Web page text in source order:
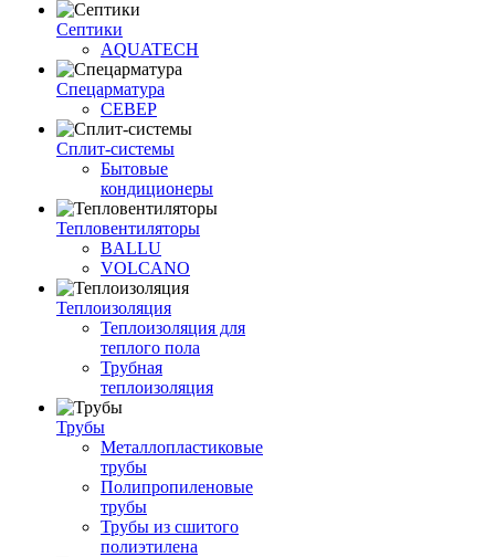
Септики
AQUATECH
Спецарматура
СЕВЕР
Сплит-системы
Бытовые
кондиционеры
Тепловентиляторы
BALLU
VOLCANO
Теплоизоляция
Теплоизоляция для
теплого пола
Трубная
теплоизоляция
Трубы
Металлопластиковые
трубы
Полипропиленовые
трубы
Трубы из сшитого
полиэтилена